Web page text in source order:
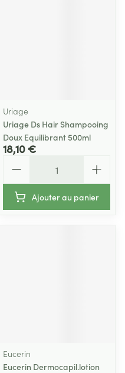
Uriage
Uriage Ds Hair Shampooing
Doux Equilibrant 500ml
18,10 €
Ajouter au panier
Eucerin
Eucerin Dermocapil.lotion